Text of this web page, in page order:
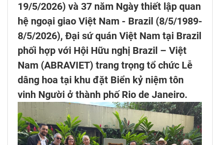
19/5/2026) và 37 năm Ngày thiết lập quan
hệ ngoại giao Việt Nam - Brazil (8/5/1989-
8/5/2026), Đại sứ quán Việt Nam tại Brazil
phối hợp với Hội Hữu nghị Brazil – Việt
Nam (ABRAVIET) trang trọng tổ chức Lễ
dâng hoa tại khu đặt Biển kỷ niệm tôn
vinh Người ở thành phố Rio de Janeiro.